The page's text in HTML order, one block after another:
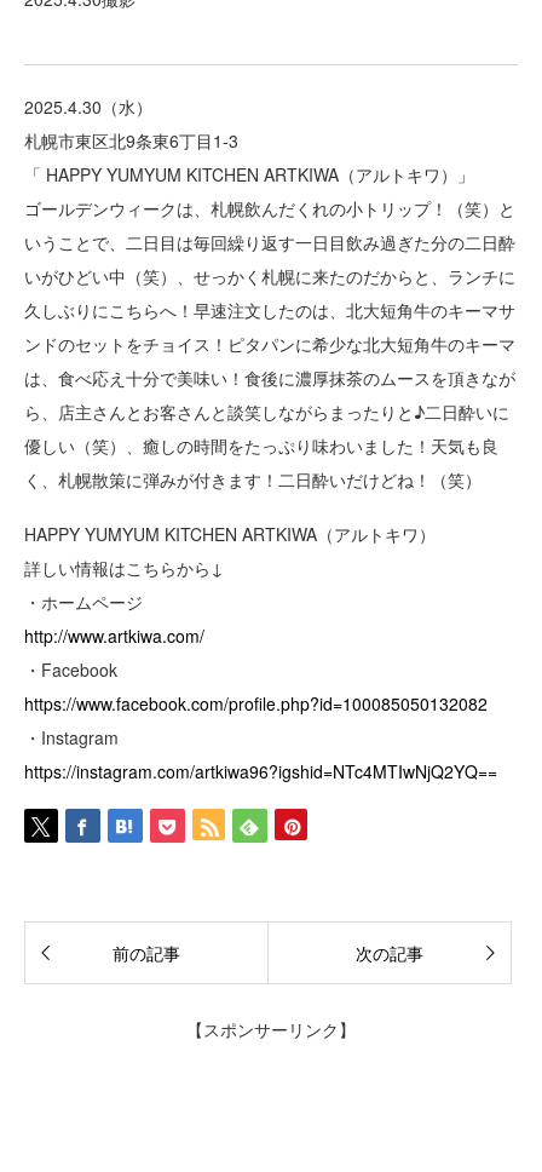
2025.4.30（水）
札幌市東区北9条東6丁目1-3
「 HAPPY YUMYUM KITCHEN ARTKIWA（アルトキワ）」
ゴールデンウィークは、札幌飲んだくれの小トリップ！（笑）と
いうことで、二日目は毎回繰り返す一日目飲み過ぎた分の二日酔
いがひどい中（笑）、せっかく札幌に来たのだからと、ランチに
久しぶりにこちらへ！早速注文したのは、北大短角牛のキーマサ
ンドのセットをチョイス！ピタパンに希少な北大短角牛のキーマ
は、食べ応え十分で美味い！食後に濃厚抹茶のムースを頂きなが
ら、店主さんとお客さんと談笑しながらまったりと♪二日酔いに
優しい（笑）、癒しの時間をたっぷり味わいました！天気も良
く、札幌散策に弾みが付きます！二日酔いだけどね！（笑）
HAPPY YUMYUM KITCHEN ARTKIWA（アルトキワ）
詳しい情報はこちらから↓
・ホームページ
http://www.artkiwa.com/
・Facebook
https://www.facebook.com/profile.php?id=100085050132082
・Instagram
https://instagram.com/artkiwa96?igshid=NTc4MTIwNjQ2YQ==
前の記事 次の記事
【スポンサーリンク】